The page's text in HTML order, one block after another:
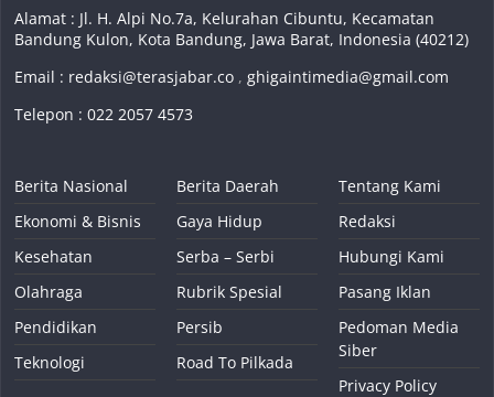
Alamat : Jl. H. Alpi No.7a, Kelurahan Cibuntu, Kecamatan
Bandung Kulon, Kota Bandung, Jawa Barat, Indonesia (40212)
Email : redaksi@terasjabar.co ,ghigaintimedia@gmail.com
Telepon : 022 2057 4573
Berita Nasional
Ekonomi & Bisnis
Kesehatan
Olahraga
Pendidikan
Teknologi
Berita Daerah
Gaya Hidup
Serba – Serbi
Rubrik Spesial
Persib
Road To Pilkada
Tentang Kami
Redaksi
Hubungi Kami
Pasang Iklan
Pedoman Media
Siber
Privacy Policy